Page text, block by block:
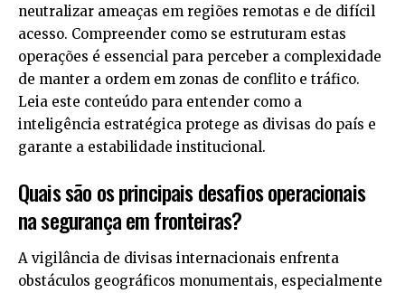
neutralizar ameaças em regiões remotas e de difícil
acesso. Compreender como se estruturam estas
operações é essencial para perceber a complexidade
de manter a ordem em zonas de conflito e tráfico.
Leia este conteúdo para entender como a
inteligência estratégica protege as divisas do país e
garante a estabilidade institucional.
Quais são os principais desafios operacionais
na segurança em fronteiras?
A vigilância de divisas internacionais enfrenta
obstáculos geográficos monumentais, especialmente